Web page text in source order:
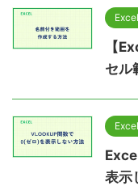
Excel
【
セル
Excel
表示